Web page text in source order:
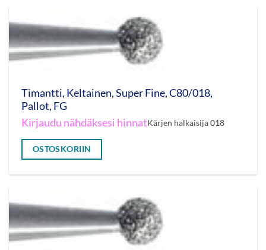
Timantti, Keltainen, Super Fine, C80/018,
Pallot, FG
Kirjaudu nähdäksesi hinnatKärjen halkaisija 018
OSTOSKORIIN